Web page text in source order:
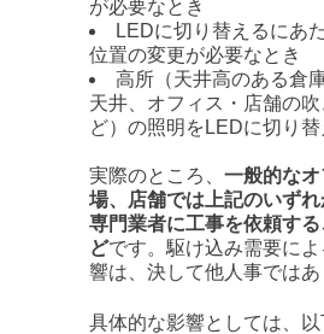
が必要なとき
LEDに切り替えるにあ
位置の変更が必要なとき
高所（天井高のある倉
天井、オフィス・店舗の
ど）の照明をLEDに切り替
実際のところ、 一般的な
場、店舗では上記のいずれ
専門業者に工事を依頼す
どです。駆け込み需要に
響は、決して他人事ではあ
具体的な影響としては、以